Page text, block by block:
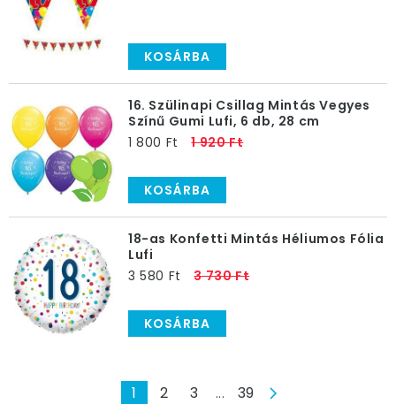
KOSÁRBA
16. Szülinapi Csillag Mintás Vegyes
Színű Gumi Lufi, 6 db, 28 cm
1 800 Ft
1 920 Ft
KOSÁRBA
18-as Konfetti Mintás Héliumos Fólia
Lufi
3 580 Ft
3 730 Ft
KOSÁRBA
1 2 3 ... 39